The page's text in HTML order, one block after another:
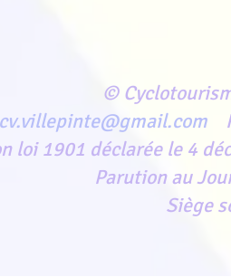
©
loi 1901 déclarée le 4
Parution au
Siège